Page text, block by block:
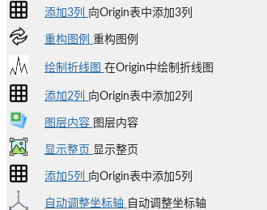
添加3列 向Origin表中添加3列
重构图例 重构图例
绘制折线图 在Origin中绘制折线图
添加2列 向Origin表中添加2列
图层内容 图层内容
显示整页 显示整页
添加5列 向Origin表中添加5列
自动调整坐标轴 自动调整坐标轴